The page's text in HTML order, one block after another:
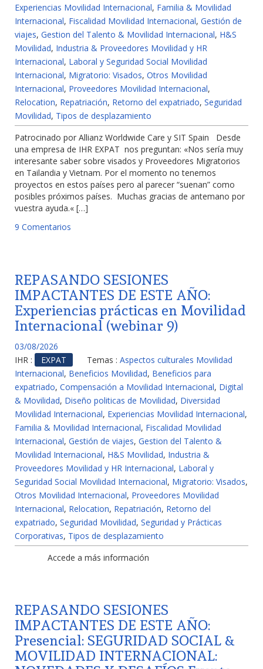
Experiencias Movilidad Internacional, Familia & Movilidad
Internacional, Fiscalidad Movilidad Internacional, Gestión de
viajes, Gestion del Talento & Movilidad Internacional, H&S
Movilidad, Industria & Proveedores Movilidad y HR
Internacional, Laboral y Seguridad Social Movilidad
Internacional, Migratorio: Visados, Otros Movilidad
Internacional, Proveedores Movilidad Internacional,
Relocation, Repatriación, Retorno del expatriado, Seguridad
Movilidad, Tipos de desplazamiento
Patrocinado por Allianz Worldwide Care y SIT Spain Desde
una empresa de IHR EXPAT nos preguntan: «Nos sería muy
interesante saber sobre visados y Proveedores Migratorios
en Tailandia y Vietnam. Por el momento no tenemos
proyectos en estos países pero al parecer “suenan” como
posibles próximos países. Muchas gracias de antemano por
vuestra ayuda.« […]
9 Comentarios
REPASANDO SESIONES
IMPACTANTES DE ESTE AÑO:
Experiencias prácticas en Movilidad
Internacional (webinar 9)
03/08/2026
IHR :
EXPAT Temas : Aspectos culturales Movilidad
Internacional, Beneficios Movilidad, Beneficios para
expatriado, Compensación a Movilidad Internacional, Digital
& Movilidad, Diseño politicas de Movilidad, Diversidad
Movilidad Internacional, Experiencias Movilidad Internacional,
Familia & Movilidad Internacional, Fiscalidad Movilidad
Internacional, Gestión de viajes, Gestion del Talento &
Movilidad Internacional, H&S Movilidad, Industria &
Proveedores Movilidad y HR Internacional, Laboral y
Seguridad Social Movilidad Internacional, Migratorio: Visados,
Otros Movilidad Internacional, Proveedores Movilidad
Internacional, Relocation, Repatriación, Retorno del
expatriado, Seguridad Movilidad, Seguridad y Prácticas
Corporativas, Tipos de desplazamiento
Accede a más información
REPASANDO SESIONES
IMPACTANTES DE ESTE AÑO:
Presencial: SEGURIDAD SOCIAL &
MOVILIDAD INTERNACIONAL: